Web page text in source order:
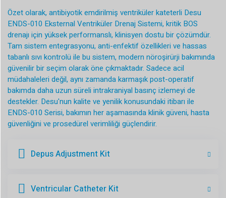
Özet olarak, antibiyotik emdirilmiş ventriküler kateterli Desu
ENDS-010 Eksternal Ventriküler Drenaj Sistemi, kritik BOS
drenajı için yüksek performanslı, klinisyen dostu bir çözümdür.
Tam sistem entegrasyonu, anti-enfektif özellikleri ve hassas
tabanlı sıvı kontrolü ile bu sistem, modern nöroşirürji bakımında
güvenilir bir seçim olarak öne çıkmaktadır. Sadece acil
müdahaleleri değil, aynı zamanda karmaşık post-operatif
bakımda daha uzun süreli intrakraniyal basınç izlemeyi de
destekler. Desu'nun kalite ve yenilik konusundaki itibarı ile
ENDS-010 Serisi, bakımın her aşamasında klinik güveni, hasta
güvenliğini ve prosedürel verimliliği güçlendirir.
Depus Adjustment Kit
Ventricular Catheter Kit